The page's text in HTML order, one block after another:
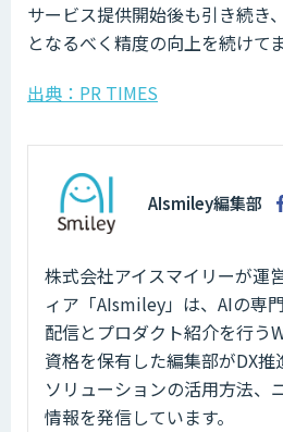
サービス提供開始後も引き続き
となるべく精度の向上を続けて
出典：PR TIMES
AIsmiley編集部
株式会社アイスマイリーが運
ィア「AIsmiley」は、AIの専
配信とプロダクト紹介を行う
資格を保有した編集部がDX
ソリューションの活用方法、
情報を発信しています。